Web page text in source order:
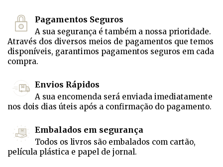
Pagamentos Seguros
A sua segurança é também a nossa prioridade.
Através dos diversos meios de pagamentos que temos
disponíveis, garantimos pagamentos seguros em cada
compra.
Envios Rápidos
A sua encomenda será enviada imediatamente
nos dois dias úteis após a confirmação do pagamento.
Embalados em segurança
Todos os livros são embalados com cartão,
película plástica e papel de jornal.